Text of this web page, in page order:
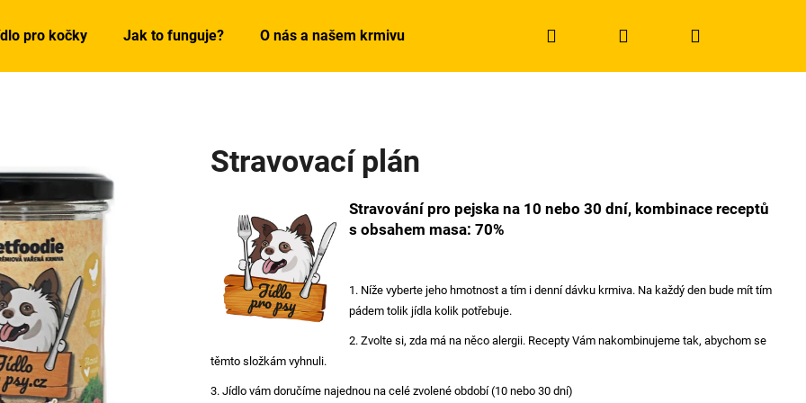
pro kočky Jak to funguje? O nás a našem krmivu Obchodní podmínky Kontakty
Hledat PřihlášeníNákupní
Stravovací plán
Stravování pro pejska na 10 nebo 30 dní, kombinace receptů
s obsahem masa: 70%
1. Níže vyberte jeho hmotnost a tím i denní dávku krmiva. Na každý den bude mít tím
pádem tolik jídla kolik potřebuje.
2. Zvolte si, zda má na něco alergii. Recepty Vám nakombinujeme tak, abychom se
těmto složkám vyhnuli.
3. Jídlo vám doručíme najednou na celé zvolené období (10 nebo 30 dní)
HLEDAT
Doporučujeme